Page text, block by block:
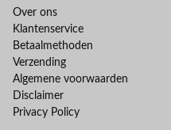
Over ons
Klantenservice
Betaalmethoden
Verzending
Algemene voorwaarden
Disclaimer
Privacy Policy